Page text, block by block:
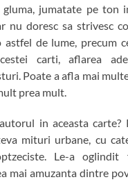
jumatate pe ton
nu doresc sa strivesc
de lume, precum
carti, aflarea
Poate a afla mai
prea mult.
in aceasta carte?
mituri urbane, cu
Le-a
mai amuzanta dintre